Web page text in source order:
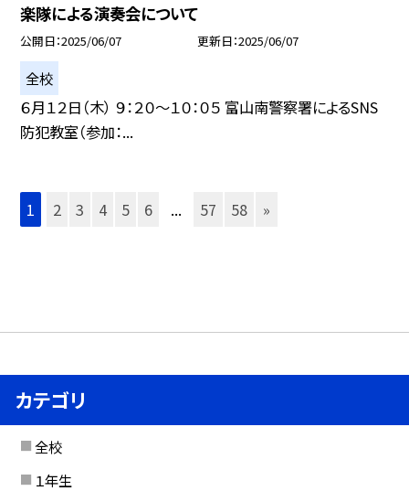
楽隊による演奏会について
公開日 2025/06/07 更新日 2025/06/07
全校
６月１２日（木） ９：２０～１０：０５ 富山南警察署によるSNS
防犯教室（参加：...
1 2 3 4 5 6 ... 57 58 »
カテゴリ
全校
１年生